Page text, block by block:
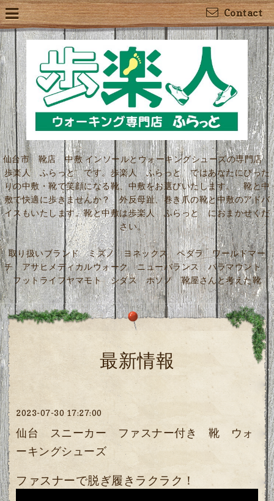
Contact
仙台市 靴店 中敷 インソールとウォーキングシューズの専門店
歩楽人 ふらっと です。歩楽人 ふらっと ではあなたにぴった
りの中敷・靴で笑顔になる靴、中敷をお選びいたします。 靴と中
敷で快適に歩きませんか？ 外反母趾、巻き爪の靴と中敷のアドバ
イスもいたします。靴と中敷は歩楽人 ふらっと におまかせくだ
さい。
取り扱いブランド ミズノ ヨネックス ペダラ ワールドマー
チ アサヒメディカルウォーク ニューバランス パラマウント
フットライフヤマモト シダス ホソノ 靴屋さんと考えた靴
最新情報
2023-07-30 17:27:00
仙台 スニーカー ファスナー付き 靴 ウォ
ーキングシューズ
ファスナーで脱ぎ履きラクラク！